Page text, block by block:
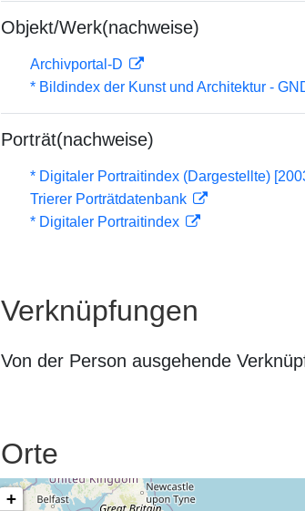
Objekt/Werk(nachweise)
Archivportal-D
* Bildindex der Kunst und Architektur -
Porträt(nachweise)
* Digitaler Portraitindex (Dargestellte)
Trierer Porträtdatenbank
* Digitaler Portraitindex
Verknüpfungen
Von der Person ausgehende
Orte
+